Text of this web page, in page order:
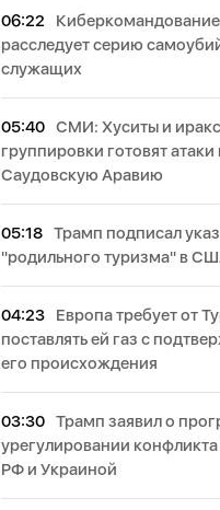
06:22
расследует серию
служащих
05:40 СМИ: Хуситы и
группировки готовят атаки
Саудовскую Аравию
05:18 Трамп подписал
"родильного туризма" в
04:23
Европа требует от
поставлять ей газ с
его происхождения
03:30 Трамп заявил о
урегулировании
РФ и Украиной